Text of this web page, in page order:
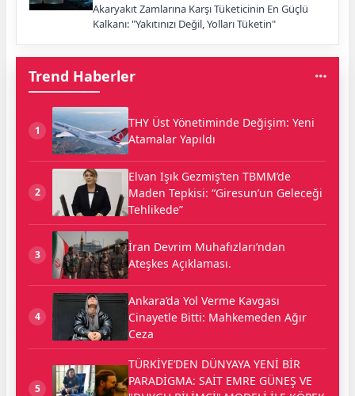
Akaryakıt Zamlarına Karşı Tüketicinin En Güçlü
Kalkanı: "Yakıtınızı Değil, Yolları Tüketin"
Trend Haberler
1
THY Üst Yönetiminde Değişim: Yeni
Atamalar Yapıldı
2
Elvan Işık Gezmiş’ten TBMM’de
Maden Tepkisi: “Giresun’un Geleceği
Tehlikede”
3
İran Devrim Muhafızları’ndan
Ateşkes Açıklaması.
4
Ankara’da Yol Verme Kavgası
Cinayetle Bitti: Mahkemeden Ağır
Ceza
5
TÜRKİYE’DEN DÜNYAYA YENİ BİR
PARADİGMA: SAİT EMRE GÜNEŞ VE